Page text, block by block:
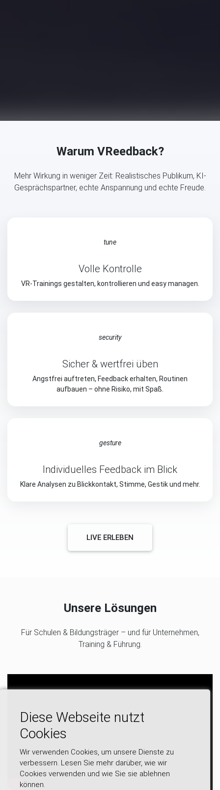
Warum VReedback?
Mehr Wirkung in weniger Zeit: Realistisches Publikum, KI-
Gesprächspartner, echte Anspannung und echte Freude.
tune
Volle Kontrolle
VR-Trainings gestalten, kontrollieren und easy managen.
security
Sicher & wertfrei üben
Angstfrei auftreten, Feedback erhalten, Routinen
aufbauen – ohne Risiko, mit Spaß.
gesture
Individuelles Feedback im Blick
Klare Analysen zu Blickkontakt, Stimme, Gestik und mehr.
LIVE ERLEBEN
Unsere Lösungen
Für Schulen & Bildungsträger – und für Unternehmen,
Training & Führung.
Diese Webseite nutzt
Cookies
Wir verwenden Cookies, um unsere Dienste zu
verbessern. Lesen Sie mehr darüber, wie wir
Cookies verwenden und wie Sie sie ablehnen
können.